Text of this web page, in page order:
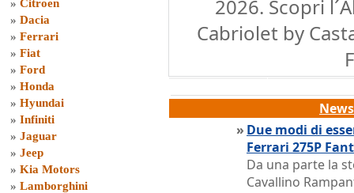
» Citroen
» Dacia
» Ferrari
» Fiat
» Ford
» Honda
» Hyundai
» Infiniti
» Jaguar
» Jeep
» Kia Motors
» Lamborghini
2026. Scopri
Cabriolet by
» Due modi di
Ferrari 275P
Da una parte la
Cavallino